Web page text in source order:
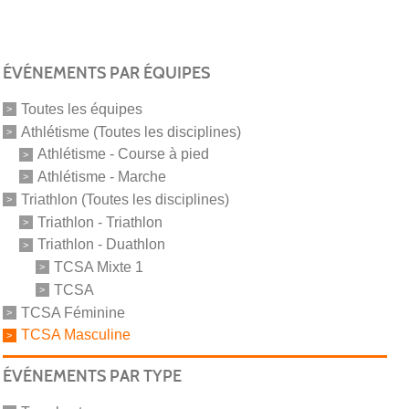
ÉVÉNEMENTS PAR ÉQUIPES
Toutes les équipes
Athlétisme (Toutes les disciplines)
Athlétisme - Course à pied
Athlétisme - Marche
Triathlon (Toutes les disciplines)
Triathlon - Triathlon
Triathlon - Duathlon
TCSA Mixte 1
TCSA
TCSA Féminine
TCSA Masculine
ÉVÉNEMENTS PAR TYPE